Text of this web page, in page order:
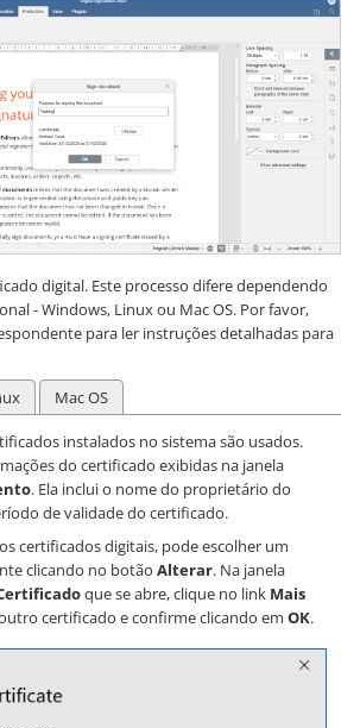
digital. Este processo difere dependendo
- Windows, Linux ou Mac OS. Por favor,
para ler instruções detalhadas para
Mac OS
instalados no sistema são usados.
do certificado exibidas na janela
. Ela inclui o nome do proprietário do
de validade do certificado.
certificados digitais, pode escolher um
clicando no botão Alterar. Na janela
que se abre, clique no link Mais
certificado e confirme clicando em OK.